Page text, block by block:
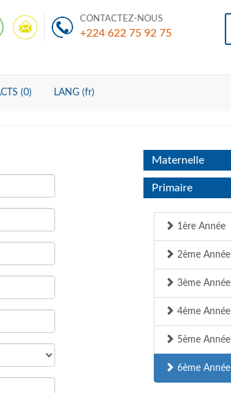
CONTACTEZ-NOUS
+224 622 75 92 75
(0) LANG (fr)
Maternelle
Primaire
1ère Année
2ème Année
3ème Année
4ème Année
5ème Année
6ème Année